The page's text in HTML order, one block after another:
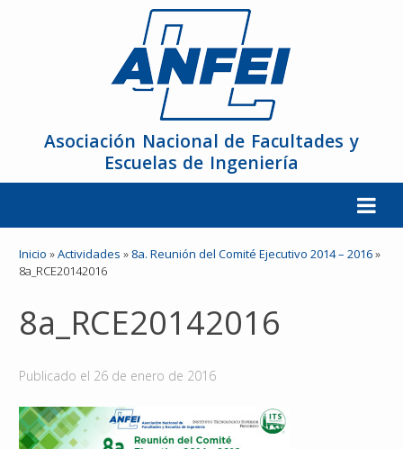
Asociación Nacional de Facultades y
Escuelas de Ingeniería
La ANFEI
Miembros
Reconocimientos
Inicio »Actividades » 8a. Reunión del Comité Ejecutivo 2014 – 2016»
8a_RCE20142016
8a_RCE20142016
Publicado el 26 de enero de 2016